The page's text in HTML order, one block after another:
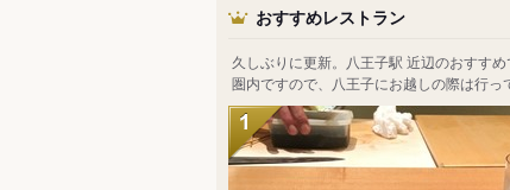
おすすめレストラン
久しぶりに更新。八王子駅 近辺のおすす
圏内ですので、八王子にお越しの際は行っ